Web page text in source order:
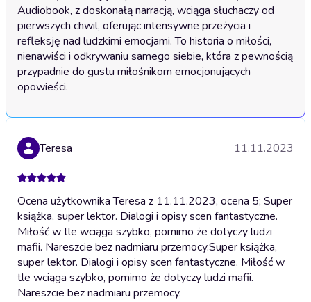
Audiobook, z doskonałą narracją, wciąga słuchaczy od
pierwszych chwil, oferując intensywne przeżycia i
refleksję nad ludzkimi emocjami. To historia o miłości,
nienawiści i odkrywaniu samego siebie, która z pewnością
przypadnie do gustu miłośnikom emocjonujących
opowieści.
Teresa 11.11.2023
Ocena użytkownika Teresa z 11.11.2023, ocena 5; Super
książka, super lektor. Dialogi i opisy scen fantastyczne.
Miłość w tle wciąga szybko, pomimo że dotyczy ludzi
mafii. Nareszcie bez nadmiaru przemocy.Super książka,
super lektor. Dialogi i opisy scen fantastyczne. Miłość w
tle wciąga szybko, pomimo że dotyczy ludzi mafii.
Nareszcie bez nadmiaru przemocy.